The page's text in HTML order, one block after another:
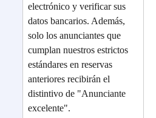
electrónico y verificar sus
datos bancarios. Además,
solo los anunciantes que
cumplan nuestros estrictos
estándares en reservas
anteriores recibirán el
distintivo de "Anunciante
excelente".